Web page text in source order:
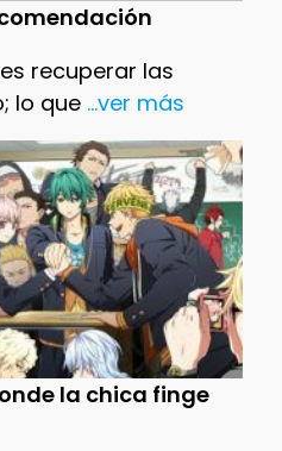
recuperar las
lo que...ver más
la chica finge